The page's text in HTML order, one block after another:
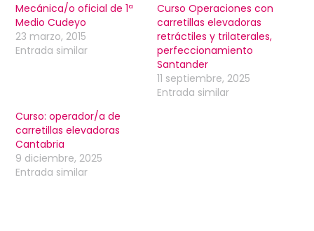
Mecánica/o oficial de 1ª
Medio Cudeyo
23 marzo, 2015
Entrada similar
Curso Operaciones con
carretillas elevadoras
retráctiles y trilaterales,
perfeccionamiento
Santander
11 septiembre, 2025
Entrada similar
Curso: operador/a de
carretillas elevadoras
Cantabria
9 diciembre, 2025
Entrada similar